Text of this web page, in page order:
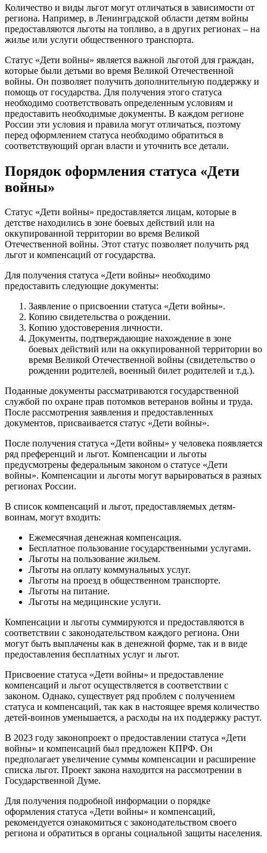
Количество и виды льгот могут отличаться в зависимости от
региона. Например, в Ленинградской области детям войны
предоставляются льготы на топливо, а в других регионах – на
жилье или услуги общественного транспорта.
Статус «Дети войны» является важной льготой для граждан,
которые были детьми во время Великой Отечественной
войны. Он позволяет получить дополнительную поддержку и
помощь от государства. Для получения этого статуса
необходимо соответствовать определенным условиям и
предоставить необходимые документы. В каждом регионе
России эти условия и правила могут отличаться, поэтому
перед оформлением статуса необходимо обратиться в
соответствующий орган власти и уточнить все детали.
Порядок оформления статуса «Дети
войны»
Статус «Дети войны» предоставляется лицам, которые в
детстве находились в зоне боевых действий или на
оккупированной территории во время Великой
Отечественной войны. Этот статус позволяет получить ряд
льгот и компенсаций от государства.
Для получения статуса «Дети войны» необходимо
предоставить следующие документы:
Заявление о присвоении статуса «Дети войны».
Копию свидетельства о рождении.
Копию удостоверения личности.
Документы, подтверждающие нахождение в зоне
боевых действий или на оккупированной территории во
время Великой Отечественной войны (свидетельство о
рождении родителей, военный билет родителей и т.д.).
Поданные документы рассматриваются государственной
службой по охране прав потомков ветеранов войны и труда.
После рассмотрения заявления и предоставленных
документов, присваивается статус «Дети войны».
После получения статуса «Дети войны» у человека появляется
ряд преференций и льгот. Компенсации и льготы
предусмотрены федеральным законом о статусе «Дети
войны». Компенсации и льготы могут варьироваться в разных
регионах России.
В список компенсаций и льгот, предоставляемых детям-
воинам, могут входить:
Ежемесячная денежная компенсация.
Бесплатное пользование государственными услугами.
Льготы на пользование жильем.
Льготы на оплату коммунальных услуг.
Льготы на проезд в общественном транспорте.
Льготы на питание.
Льготы на медицинские услуги.
Компенсации и льготы суммируются и предоставляются в
соответствии с законодательством каждого региона. Они
могут быть выплачены как в денежной форме, так и в виде
предоставления бесплатных услуг и льгот.
Присвоение статуса «Дети войны» и предоставление
компенсаций и льгот осуществляется в соответствии с
законом. Однако, существует ряд проблем с получением
статуса и компенсаций, так как в настоящее время количество
детей-воинов уменьшается, а расходы на их поддержку растут.
В 2023 году законопроект о предоставлении статуса «Дети
войны» и компенсаций был предложен КПРФ. Он
предполагает увеличение суммы компенсации и расширение
списка льгот. Проект закона находится на рассмотрении в
Государственной Думе.
Для получения подробной информации о порядке
оформления статуса «Дети войны» и компенсаций,
рекомендуется ознакомиться с законодательством своего
региона и обратиться в органы социальной защиты населения.